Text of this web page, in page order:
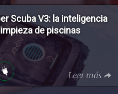
Scuba V3: la inteligencia
de piscinas
Leer más